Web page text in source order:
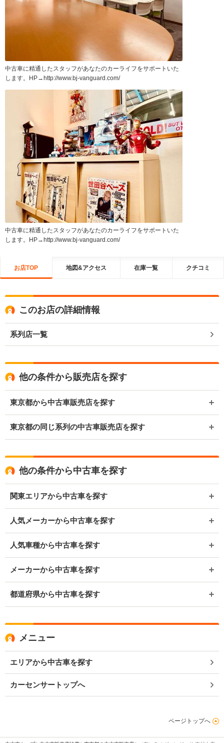
中古車に精通したスタッフがあなたのカーライフをサポートいた
します。HP→http://www.bj-vanguard.com/
中古車に精通したスタッフがあなたのカーライフをサポートいた
します。HP→http://www.bj-vanguard.com/
お店TOP 地図&アクセス 在庫一覧 クチコミ
このお店の詳細情報
系列店一覧
他の条件から販売店を探す
東京都から中古車販売店を探す
東京都の同じ系列の中古車販売店を探す
他の条件から中古車を探す
関東エリアから中古車を探す
人気メーカーから中古車を探す
人気車種から中古車を探す
メーカーから中古車を探す
都道府県から中古車を探す
メニュー
エリアから中古車を探す
カーセンサートップへ
ページトップへ